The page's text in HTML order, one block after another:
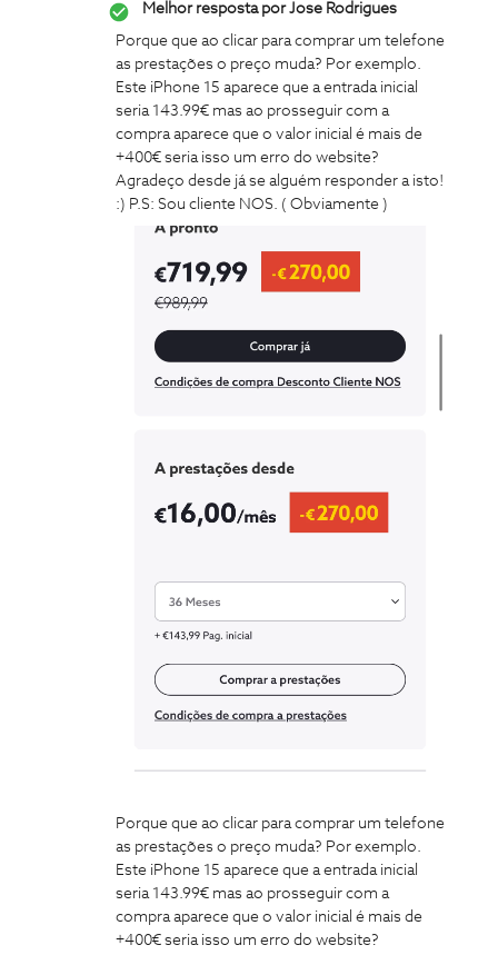
Melhor resposta porJose Rodrigues
Porque que ao clicar para comprar um telefone
as prestações o preço muda? Por exemplo.
Este iPhone 15 aparece que a entrada inicial
seria 143.99€ mas ao prosseguir com a
compra aparece que o valor inicial é mais de
+400€ seria isso um erro do website?
Agradeço desde já se alguém responder a isto!
:) P.S: Sou cliente NOS. ( Obviamente )
Porque que ao clicar para comprar um telefone
as prestações o preço muda? Por exemplo.
Este iPhone 15 aparece que a entrada inicial
seria 143.99€ mas ao prosseguir com a
compra aparece que o valor inicial é mais de
+400€ seria isso um erro do website?